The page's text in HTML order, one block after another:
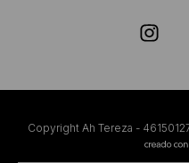
Copyright Ah Tereza -